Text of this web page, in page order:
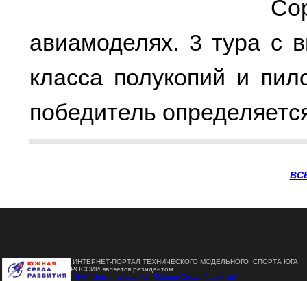
авиамоделях. 3 тура с
класса полукопий и
победитель
ИНТЕРНЕТ-ПОРТАЛ ТЕХНИЧЕСКОГО МОДЕЛЬНОГО СПОРТА ЮГА
РОССИИ является резидентом
АНО "Центр поддержки "Южная Среда Развития"